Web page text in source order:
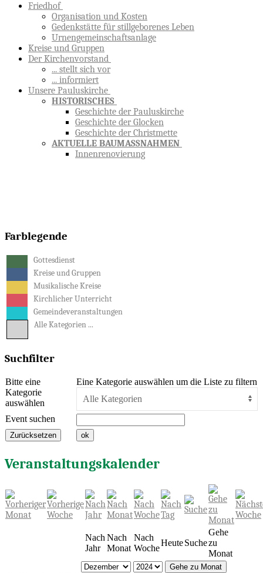
Friedhof
Organisation und Kosten
Gedenkstätte für stillgeborenes Leben
Urnengemeinschaftsanlage
Kreise und Gruppen
Der Kirchenvorstand
... stellt sich vor
... informiert
Unsere Pauluskirche
HISTORISCHES
Geschichte der Pauluskirche
Geschichte der Glocken
Geschichte der Christmette
AKTUELLE BAUMASSNAHMEN
Innenrenovierung
Farblegende
Gottesdienst
Kreise und Gruppen
Musikalische Kreise
Kirchlicher Unterricht
Gemeindeveranstaltungen
Alle Kategorien ...
Suchfilter
Bitte eine
Kategorie
auswählen
Eine Kategorie auswählen um die Liste zu filtern
Event suchen
Veranstaltungskalender
Nach
Jahr
Nach
Monat
Nach
Woche
HeuteSuche
Gehe
zu
Monat
Gehe zu Monat